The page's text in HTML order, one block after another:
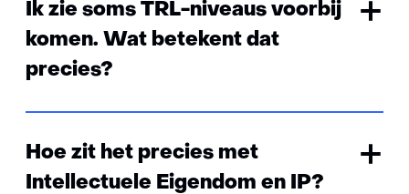
Ik zie soms TRL-niveaus voorbij
komen. Wat betekent dat
precies?
Hoe zit het precies met
Intellectuele Eigendom en IP?
Uitklappen